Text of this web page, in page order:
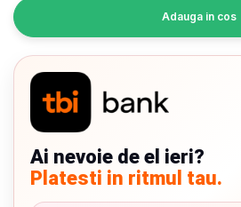
Depozit
Q & A
Branduri
Termeni si conditii
Politica de confidentialitate
Adauga in cos
Ai nevoie de el ieri?
Platesti in ritmul tau.
Chrome cu detalii negre
Verde cu detalii negre